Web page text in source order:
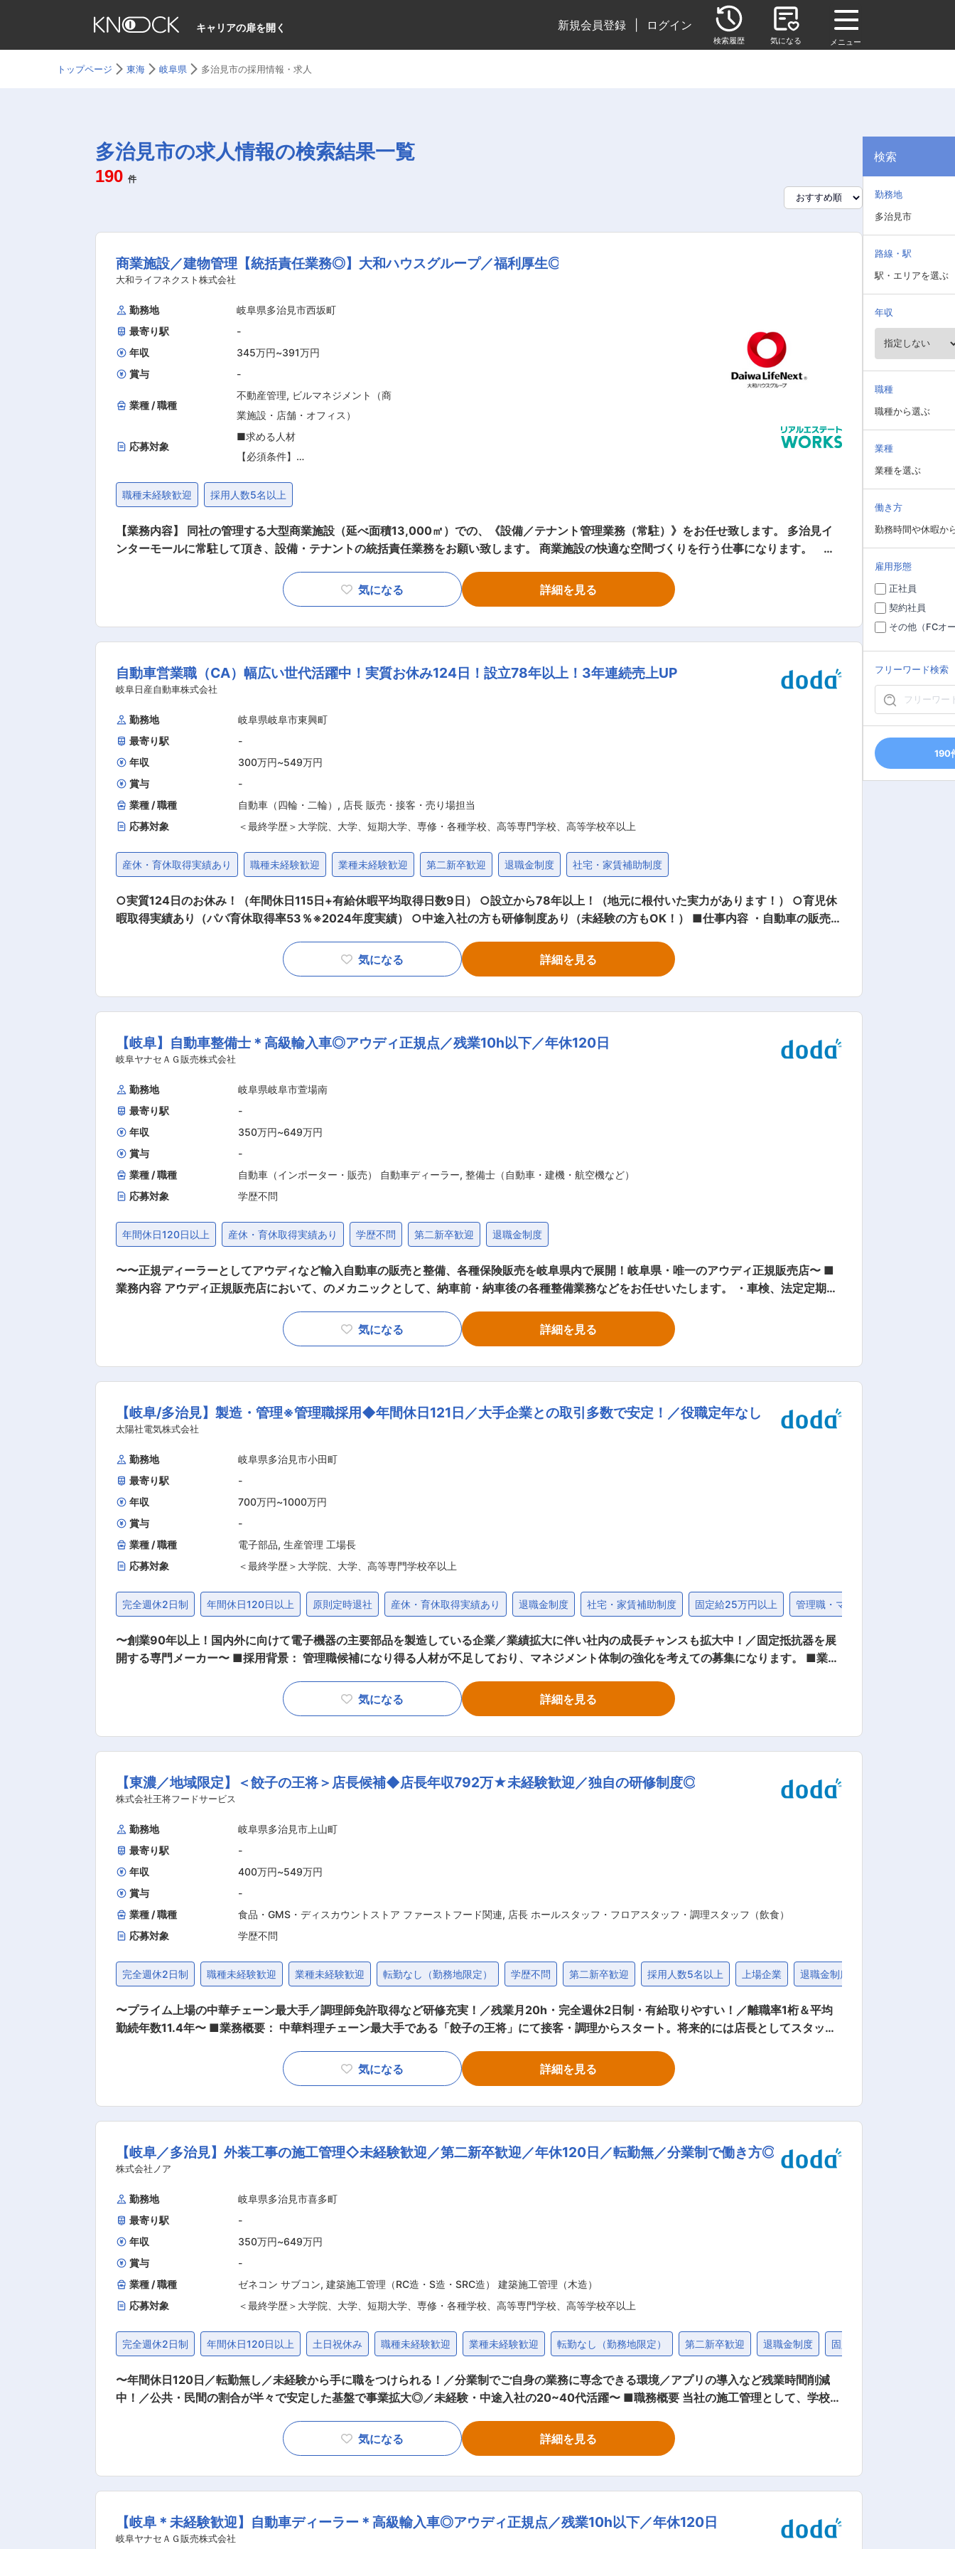
キャリアの扉を開く 新規会員登録 ログイン
検索履歴 気になる メニュー
トップページ 東海 岐阜県 多治見市の採用情報・求人
多治見市の求人情報の検索結果一覧
190 件
商業施設／建物管理【統括責任業務◎】大和ハウスグループ／福利厚生◎
大和ライフネクスト株式会社
勤務地
岐阜県多治見市西坂町
最寄り駅
-
年収
345万円~391万円
賞与
-
業種 / 職種
不動産管理, ビルマネジメント（商
業施設・店舗・オフィス）
応募対象
■求める人材
【必須条件】
方
【歓迎条件】
■設備管理のご経験をお持ちの方
■設備（基礎）知識をお持ちの方
■設備管理で必要となる資格をお持
■ビルマネジメントにチャレンジし
職種未経験歓迎 採用人数5名以上
【業務内容】 同社の管理する大型商業施設（延べ面積13,000㎡）での、《設備／テナント管理業務（常駐）》をお任せ致します。 多治見イ
ンターモールに常駐して頂き、設備・テナントの統括責任業務をお願い致します。 商業施設の快適な空間づくりを行う仕事になります。
ち合わせ、広報） ■オーナー対応（各種点検の報告、修繕の提案業務） ■緊急時対応 【担当者コメント】 同ポジションでは、商業施設の統括
責任業務を通じて実務面での成長は勿論ですが、リーダーシップ・マネジメントスキルを身につけることができ、ビルマネジメント（建物管
気になる 詳細を見る
自動車営業職（CA）幅広い世代活躍中！実質お休み124日！設立78年以上！3年連続売上UP
岐阜日産自動車株式会社
勤務地
岐阜県岐阜市東興町
最寄り駅
-
年収
300万円~549万円
賞与
-
業種 / 職種
自動車（四輪・二輪） , 店長 販売・接客・売り場担当
応募対象
＜最終学歴＞大学院、大学、短期大学、専修・各種学校、高等専門学校、高等学校卒以上
産休・育休取得実績あり 職種未経験歓迎 業種未経験歓迎 第二新卒歓迎 退職金制度 社宅・家賃補助制度
○実質124日のお休み！（年間休日115日+有給休暇平均取得日数9日） ○設立から78年以上！（地元に根付いた実力があります！） ○育児休
暇取得実績あり（パパ育休取得率53％※2024年度実績） ○中途入社の方も研修制度あり（未経験の方もOK！） ■仕事内容 ・自動車の販売
伺い、車検・点検のご案内、車の情報提供等を行い、お客さまのカーライフのお役に立つサポートをします。 ・損害保険代理店業務 ほか ■
仕事の流れ ・ご来店いただいたお客さまにお声がけし、気になっていることやお困りごとをヒアリングします。 ・店舗には多様な車種をご用
わたるお付き合いが始まります！ ＼＼ 先輩社員の仕事のやりがい ／／ ・長く深いお付き合いで、お客さまと信頼関係を築くことができカー
ライフをサポートできる！ ・自分の頑張りがしっかりと評価されるため、もっと頑張ろうと気合が入る！ ・先輩や上司から頼りにしてもらえ
してください。未経験から活躍している方も多数在籍！ ■就業環境 ・平均残業時間時間14.6程度とワークライフバランスを整えながら働ける
環境です！ ・平日休みは旅行もお値打ちに行けたり、待ち時間も少なく快適に過ごせるなどメリットもたくさん！ ・定休日が多く休日が固定
されているので先の予定も入れやすいです。半日有給制度もございますのでプライベートの予定と調整も可能！
気になる 詳細を見る
【岐阜】自動車整備士＊高級輸入車◎アウディ正規点／残業10h以下／年休120日
岐阜ヤナセＡＧ販売株式会社
勤務地
岐阜県岐阜市萱場南
最寄り駅
-
年収
350万円~649万円
賞与
-
業種 / 職種
自動車（インポーター・販売） 自動車ディーラー, 整備士（自動車・建機・航空機など）
応募対象
学歴不問
年間休日120日以上 産休・育休取得実績あり 学歴不問 第二新卒歓迎 退職金制度
〜〜正規ディーラーとしてアウディなど輸入自動車の販売と整備、各種保険販売を岐阜県内で展開！岐阜県・唯一のアウディ正規販売店〜 ■
業務内容 アウディ正規販売店において、のメカニックとして、納車前・納車後の各種整備業務などをお任せいたします。 ・車検、法定定期点
社後初めにブランドや車種について学んでいただき、経験とスキルに応じて2週間〜半年の時間をかけて、実務研修を行います。一人立ち後、
能力やスキルに合わせて1日数台を担当いただく予定です。 ■研修制度 各分野のスペシャリストとなる育成プログラムとして、定期的な技術
を専任担当することができ黙々と集中できる環境です。 ■福利厚生充実／資格手当充実 充実した資格サポート教育と資格取得の場合手当支給
を行っております。 ・整備士1級 30,000円/月 2級 20,000円/月 3級 10,000円/月（所持資格最高位のいずれか） ・検査員 20,000円/
級+現場手当＋検査員の場合⇒60,000円/月を固定支給 ■当社の魅力／働きやすい環境 現在定年後も整備士として働かれている方（64歳）や
パパ育休を取得されている方もおり、ライフプランに合わせたキャリアを築くことができます。 ご希望によって自動車整備士からアドバイザ
気になる 詳細を見る
【岐阜/多治見】製造・管理※管理職採用◆年間休日121日／大手企業との取引多数で安定！／役職定年なし
太陽社電気株式会社
勤務地
岐阜県多治見市小田町
最寄り駅
-
年収
700万円~1000万円
賞与
-
業種 / 職種
電子部品, 生産管理 工場長
応募対象
＜最終学歴＞大学院、大学、高等専門学校卒以上
完全週休2日制 年間休日120日以上 原則定時退社 産休・育休取得実績あり 退職金制度 社宅・家賃補助制度 固定給25万円以上 管理職・マネジャー
〜創業90年以上！国内外に向けて電子機器の主要部品を製造している企業／業績拡大に伴い社内の成長チャンスも拡大中！／固定抵抗器を展
開する専門メーカー〜 ■採用背景： 管理職候補になり得る人材が不足しており、マネジメント体制の強化を考えての募集になります。 ■業務
方歓迎します！ 【業務詳細】 ・工程管理 ・課員教育 ・方針策定と目標設定、課員への落とし込み など ■組織構成： 現在、約250名の課員
と課長職の方が現在6名在籍しています。 ■やりがい／魅力： ・役職定年なし！成果を出していけば、さらなるキャリアアップ（部長・執行
・電気電子化が急速に進んでいる市場のため同社へのニーズは高く、グローバル化も進めています。国内外で活躍することも可能な環境が今
後も期待でき、多くのチャンスがある当社では、成長機会が多くございます！ ・当社では、お客様のニーズに合わせた多種多様な抵抗器を他
けており、お客様の課題解決に貢献し、業界でのポジションを確立しております。 ■当社について： 当社は専業メーカーとして独自のポジシ
ョンを確立してきたことで、圧倒的な信頼と高い品質から、トヨタ自動車社、デンソー社、東芝社など大手企業との取引が多数あることが特
徴です。
気になる 詳細を見る
【東濃／地域限定】＜餃子の王将＞店長候補◆店長年収792万★未経験歓迎／独自の研修制度◎
株式会社王将フードサービス
勤務地
岐阜県多治見市上山町
最寄り駅
-
年収
400万円~549万円
賞与
-
業種 / 職種
食品・GMS・ディスカウントストア ファーストフード関連, 店長 ホールスタッフ・フロアスタッフ・調理スタッフ（飲食）
応募対象
学歴不問
完全週休2日制 職種未経験歓迎 業種未経験歓迎 転勤なし（勤務地限定） 学歴不問 第二新卒歓迎 採用人数5名以上 上場企業 退職金制度
〜プライム上場の中華チェーン最大手／調理師免許取得など研修充実！／残業月20h・完全週休2日制・有給取りやすい！／離職率1桁＆平均
勤続年数11.4年〜 ■業務概要： 中華料理チェーン最大手である「餃子の王将」にて接客・調理からスタート。将来的には店長としてスタッフ
裁量権は他の飲食企業の規模とは大きく異なります。 調理・接客・スタッフ教育・集客企画・広告宣伝まで担当することにより、お客様の声
を味付けやメニューに反映することができます 日本中にある王将はすべてが個性的。私たちと一緒にあなたらしい餃子の王将を創り上げてく
として店舗運営・管理を担当いただきます。 ※店長以降のキャリアはエリアMGR、管理部門、FC店のオーナーとして独立など様々なキャリア
がございます。 ※店長時の平均年収は792万円（一般社員平均：454万円） ＜独立支援制度あり★＞ フランチャイズ店舗オーナーとして「経
は平均8.3日！連休取りやすく、年に何回も旅行に行っている店長などもいます。 ・従業員数は店舗平均16名で学べる＆無理なく働ける環
境！「平均勤続年数は11.3年」で「離職率1桁」の安定就業が叶う環境です◎ ■王将の「独自の研修制度」でスキルアップ！ ●王将調理道場：
調理技術や知識向上の研修です。調理師免許取得の補助もあり、学びながら資格・スキルを身につけられます。 ●王将アカデミー：店舗・人
気になる 詳細を見る
【岐阜／多治見】外装工事の施工管理◇未経験歓迎／第二新卒歓迎／年休120日／転勤無／分業制で働き方◎
株式会社ノア
勤務地
岐阜県多治見市喜多町
最寄り駅
-
年収
350万円~649万円
賞与
-
業種 / 職種
ゼネコン サブコン, 建築施工管理（RC造・S造・SRC造） 建築施工管理（木造）
応募対象
＜最終学歴＞大学院、大学、短期大学、専修・各種学校、高等専門学校、高等学校卒以上
完全週休2日制 年間休日120日以上 土日祝休み 職種未経験歓迎 業種未経験歓迎 転勤なし（勤務地限定） 第二新卒歓迎 退職金制度 固定給25万円以上
〜年間休日120日／転勤無し／未経験から手に職をつけられる！／分業制でご自身の業務に専念できる環境／アプリの導入など残業時間削減
中！／公共・民間の割合が半々で安定した基盤で事業拡大◎／未経験・中途入社の20~40代活躍〜 ■職務概要 当社の施工管理として、学校な
なたが担当してくれたからお願いしたい』と言っていただける、そんなやりがいのある仕事に挑戦してみませんか？ 《業務詳細》 安全かつ円
滑に工事を進めるために、以下の業務を担当いただきます。 ・お客様と施工スケジュールの打ち合わせ ・工程(工事の順番)の管理や現場スタ
ます。 （3）スマホのアプリで現場の状況を確認できるため、会社に帰ってから行う事務作業を削減できています。 ■当社のビジョン 現在受
け持っている案件は公共：民間＝５：５で事業の成長させる安定した基盤があります。今後愛知県でのお取引増加を目指しています。 ■教育
気になる 詳細を見る
【岐阜＊未経験歓迎】自動車ディーラー＊高級輸入車◎アウディ正規点／残業10h以下／年休120日
岐阜ヤナセＡＧ販売株式会社
検索
勤務地
多治見市
路線・駅
駅・エリアを選ぶ
年収
職種
職種から選ぶ
業種
業種を選ぶ
働き方
勤務時間や休暇か
雇用形態
正社員
契約社員
その他（FCオ
フリーワード検索
190